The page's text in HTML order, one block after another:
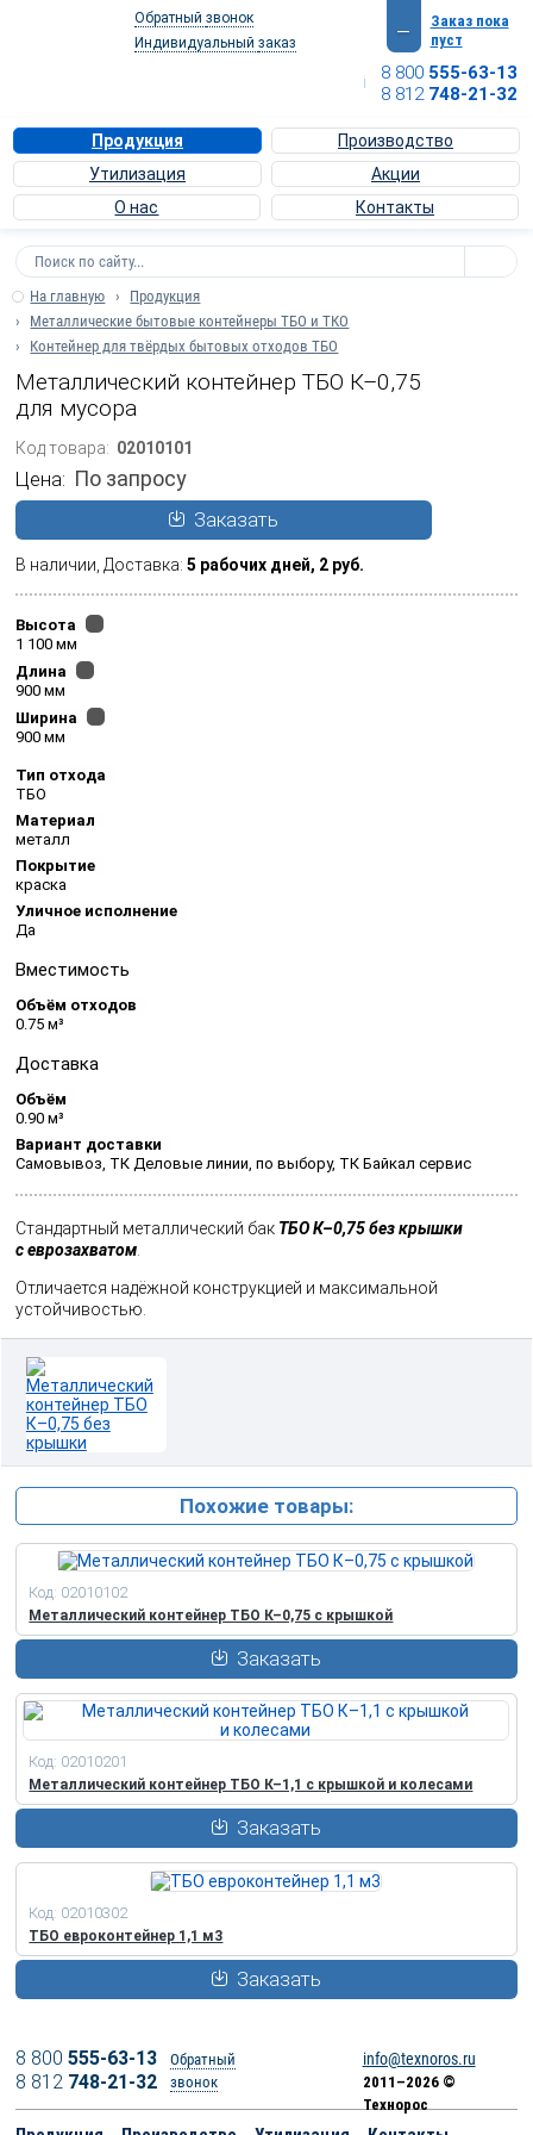
Обратныйзвонок
Индивидуальныйзаказ —
Заказ пока
пуст
8 800 555-63-13
8 812 748-21-32
info@texnoros.ru
Продукция
Производство
Утилизация
Акции
О нас
Контакты
На главную
Продукция
Металлические бытовые контейнеры ТБО и ТКО
Контейнер для твёрдых бытовых отходов ТБО
Металлический контейнер ТБО К–0,75
для мусора
Код товара: 02010101
Цена: По запросу
Заказать
В наличии, Доставка:5 рабочих дней, 2 руб.
Высота
1 100 мм
Длина
900 мм
Ширина
900 мм
Тип отхода
ТБО
Материал
металл
Покрытие
краска
Уличное исполнение
Да
Вместимость
Объём отходов
0.75 м³
Доставка
Объём
0.90 м³
Вариант доставки
Самовывоз, ТК Деловые линии, по выбору, ТК Байкал сервис
Стандартный металлический бак ТБО К–0,75 без крышки
c еврозахватом
Отличается надёжной конструкцией и максимальной
устойчивостью.
Похожие товары:
Код: 02010102
Металлический контейнер ТБО К–0,75 с крышкой
Заказать
Код: 02010201
Металлический контейнер ТБО К–1,1 с крышкой и колесами
Заказать
Код: 02010302
ТБО евроконтейнер 1,1 м3
Заказать
8 800555-63-13
8 812 748-21-32
Обратный
звонок
info@texnoros.ru
2011–2026 ©
Технорос